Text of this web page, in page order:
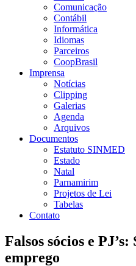
Comunicação
Contábil
Informática
Idiomas
Parceiros
CoopBrasil
Imprensa
Notícias
Clipping
Galerias
Agenda
Arquivos
Documentos
Estatuto SINMED
Estado
Natal
Parnamirim
Projetos de Lei
Tabelas
Contato
Falsos sócios e
emprego